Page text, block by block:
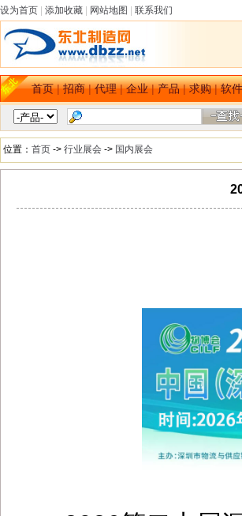
设为首页 添加收藏 网站地图 联系我们
首页|招商|代理|企业|产品|求购|软件
位置： 首页 -> 行业展会 -> 国内展会